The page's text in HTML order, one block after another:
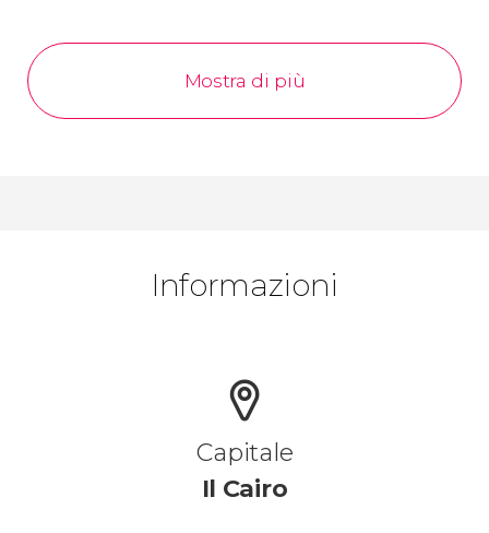
Mostra di più
Informazioni
Capitale
Il Cairo